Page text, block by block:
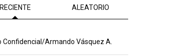
RECIENTE ALEATORIO
Confidencial/Armando Vásquez A.